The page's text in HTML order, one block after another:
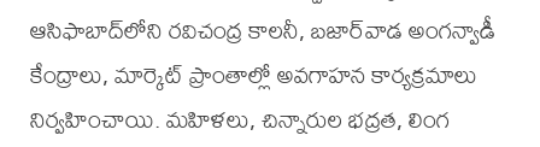
ఆసిఫాబాద్‌లోని రవిచంద్ర కాలనీ, బజార్‌వాడ అంగన్వాడీ
కేంద్రాలు, మార్కెట్ ప్రాంతాల్లో అవగాహన కార్యక్రమాలు
నిర్వహించాయి. మహిళలు, చిన్నారుల భద్రత, లింగ